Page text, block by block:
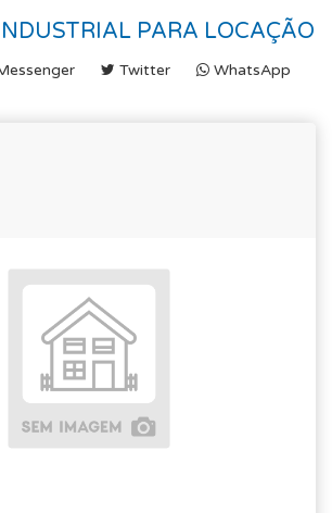
PARA LOCAÇÃO
Twitter WhatsApp